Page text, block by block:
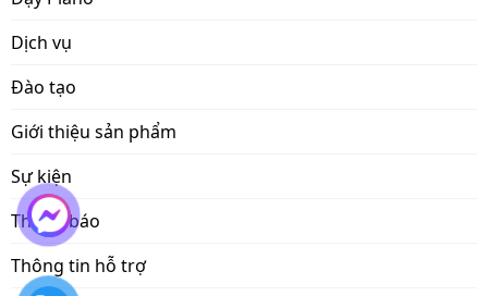
Dịch vụ
Đào tạo
Giới thiệu sản phẩm
Sự kiện
Thông báo
Thông tin hỗ trợ